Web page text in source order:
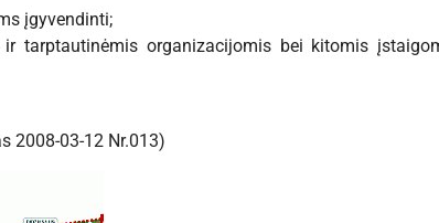
įgyvendinti;
tarptautinėmis organizacijomis bei kitomis
2008-03-12 Nr.013)